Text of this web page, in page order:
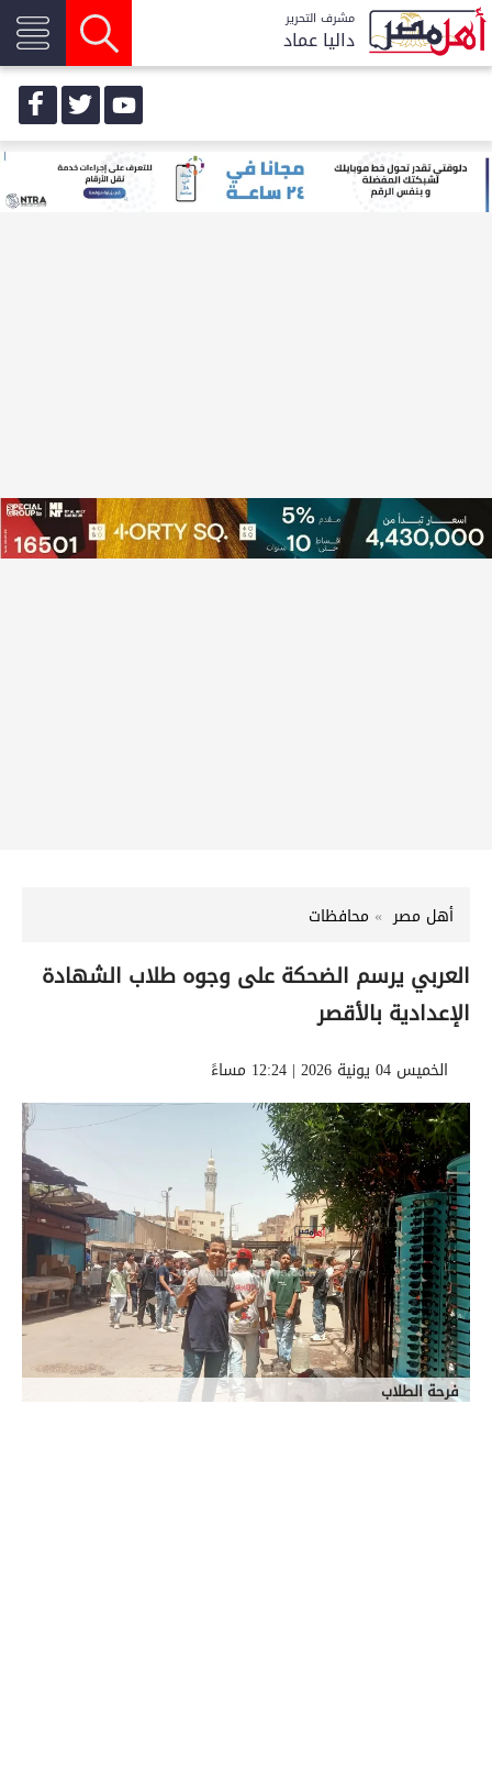
مشرف التحرير
داليا عماد
أهل مصر محافظات
العربي يرسم الضحكة على وجوه طلاب الشهادة
الإعدادية بالأقصر
الخميس 04 يونية 2026 | 12:24 مساءً
فرحة الطلاب